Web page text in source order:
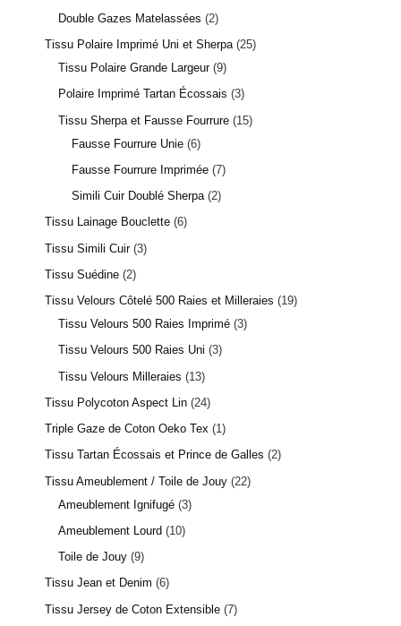
Double Gazes Matelassées
2
Tissu Polaire Imprimé Uni et Sherpa 25
Tissu Polaire Grande Largeur 9
Polaire Imprimé Tartan Écossais 3
Tissu Sherpa et Fausse Fourrure 15
Fausse Fourrure Unie 6
Fausse Fourrure Imprimée 7
Simili Cuir Doublé Sherpa 2
Tissu Lainage Bouclette 6
Tissu Simili Cuir 3
Tissu Suédine 2
Tissu Velours Côtelé 500 Raies et Milleraies
19
Tissu Velours 500 Raies Imprimé 3
Tissu Velours 500 Raies Uni 3
Tissu Velours Milleraies
13
Tissu Polycoton Aspect Lin 24
Triple Gaze de Coton Oeko Tex
1
Tissu Tartan Écossais et Prince de Galles 2
Tissu Ameublement / Toile de Jouy 22
Ameublement Ignifugé 3
Ameublement Lourd
10
Toile de Jouy 9
Tissu Jean et Denim 6
Tissu Jersey de Coton Extensible 7